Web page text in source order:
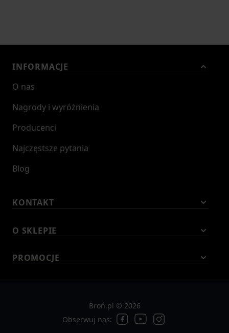
INFORMACJE
O nas
Nagrody i wyróżnienia
Producenci
Najczęstsze pytania
Blog
KONTAKT
O SKLEPIE
PROMOCJE
Broń.pl © 2026
Obserwuj nas: